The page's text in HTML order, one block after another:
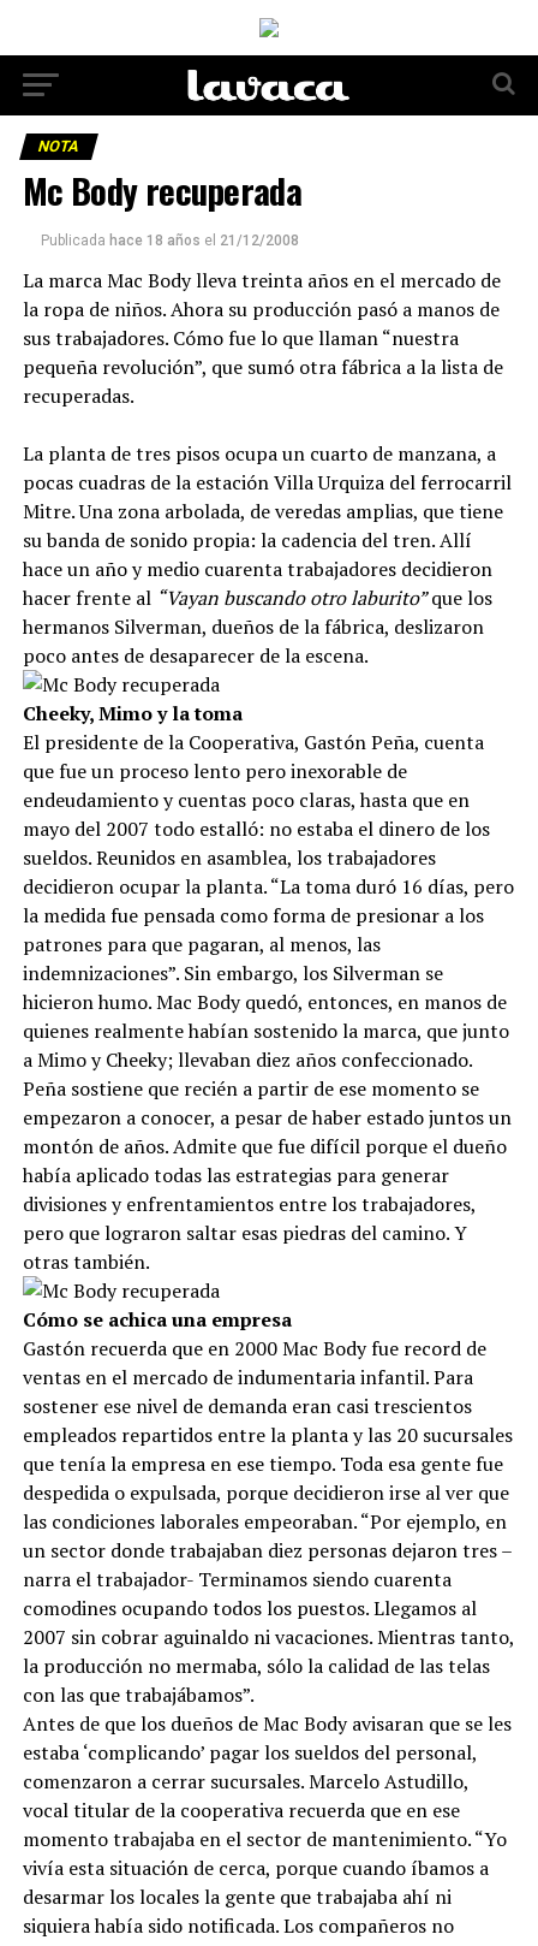
NOTA
Mc Body recuperada
Publicada hace 18 años el 21/12/2008
La marca Mac Body lleva treinta años en el mercado de
la ropa de niños. Ahora su producción pasó a manos de
sus trabajadores. Cómo fue lo que llaman “nuestra
pequeña revolución”, que sumó otra fábrica a la lista de
recuperadas.
La planta de tres pisos ocupa un cuarto de manzana, a
pocas cuadras de la estación Villa Urquiza del ferrocarril
Mitre. Una zona arbolada, de veredas amplias, que tiene
su banda de sonido propia: la cadencia del tren. Allí
hace un año y medio cuarenta trabajadores decidieron
hacer frente al “Vayan buscando otro laburito”que los
hermanos Silverman, dueños de la fábrica, deslizaron
poco antes de desaparecer de la escena.
Cheeky, Mimo y la toma
El presidente de la Cooperativa, Gastón Peña, cuenta
que fue un proceso lento pero inexorable de
endeudamiento y cuentas poco claras, hasta que en
mayo del 2007 todo estalló: no estaba el dinero de los
sueldos. Reunidos en asamblea, los trabajadores
decidieron ocupar la planta. “La toma duró 16 días, pero
la medida fue pensada como forma de presionar a los
patrones para que pagaran, al menos, las
indemnizaciones”. Sin embargo, los Silverman se
hicieron humo. Mac Body quedó, entonces, en manos de
quienes realmente habían sostenido la marca, que junto
a Mimo y Cheeky; llevaban diez años confeccionado.
Peña sostiene que recién a partir de ese momento se
empezaron a conocer, a pesar de haber estado juntos un
montón de años. Admite que fue difícil porque el dueño
había aplicado todas las estrategias para generar
divisiones y enfrentamientos entre los trabajadores,
pero que lograron saltar esas piedras del camino. Y
otras también.
Cómo se achica una empresa
Gastón recuerda que en 2000 Mac Body fue record de
ventas en el mercado de indumentaria infantil. Para
sostener ese nivel de demanda eran casi trescientos
empleados repartidos entre la planta y las 20 sucursales
que tenía la empresa en ese tiempo. Toda esa gente fue
despedida o expulsada, porque decidieron irse al ver que
las condiciones laborales empeoraban. “Por ejemplo, en
un sector donde trabajaban diez personas dejaron tres –
narra el trabajador- Terminamos siendo cuarenta
comodines ocupando todos los puestos. Llegamos al
2007 sin cobrar aguinaldo ni vacaciones. Mientras tanto,
la producción no mermaba, sólo la calidad de las telas
con las que trabajábamos”.
Antes de que los dueños de Mac Body avisaran que se les
estaba ‘complicando’ pagar los sueldos del personal,
comenzaron a cerrar sucursales. Marcelo Astudillo,
vocal titular de la cooperativa recuerda que en ese
momento trabajaba en el sector de mantenimiento. “Yo
vivía esta situación de cerca, porque cuando íbamos a
desarmar los locales la gente que trabajaba ahí ni
siquiera había sido notificada. Los compañeros no